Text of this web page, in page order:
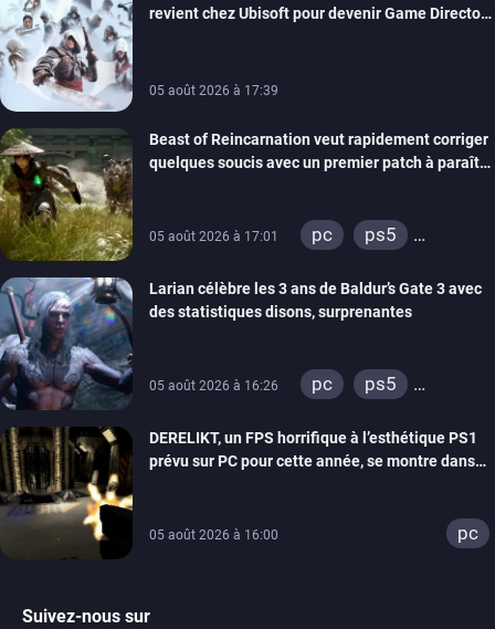
revient chez Ubisoft pour devenir Game Director
05 août 2026 à 17:39
Beast of Reincarnation veut rapidement corriger
quelques soucis avec un premier patch à paraître
05 août 2026 à 17:01 pc
ps5
Larian célèbre les 3 ans de Baldur’s Gate 3 avec
des statistiques disons, surprenantes
05 août 2026 à 16:26 pc
ps5
DERELIKT, un FPS horrifique à l’esthétique PS1
prévu sur PC pour cette année, se montre dans
05 août 2026 à 16:00 pc
Suivez-nous sur